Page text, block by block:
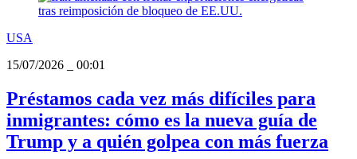
USA
15/07/2026
00:01
Préstamos cada vez más difíciles para
inmigrantes: cómo es la nueva guía de
Trump y a quién golpea con más fuerza